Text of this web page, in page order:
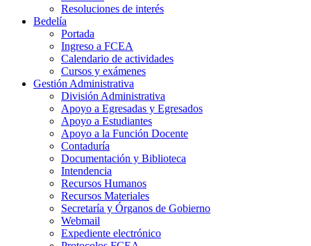
Resoluciones de interés
Bedelía
Portada
Ingreso a FCEA
Calendario de actividades
Cursos y exámenes
Gestión Administrativa
División Administrativa
Apoyo a Egresadas y Egresados
Apoyo a Estudiantes
Apoyo a la Función Docente
Contaduría
Documentación y Biblioteca
Intendencia
Recursos Humanos
Recursos Materiales
Secretaría y Órganos de Gobierno
Webmail
Expediente electrónico